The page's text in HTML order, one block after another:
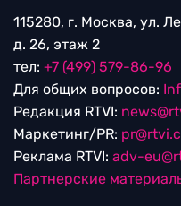
115280, г. Москва, ул.
д. 26, этаж 2
тел: +7 (499) 579-86-96
Для общих вопросов:
Редакция RTVI:
Маркетинг/PR:
Реклама RTVI: adv-
Партнерские